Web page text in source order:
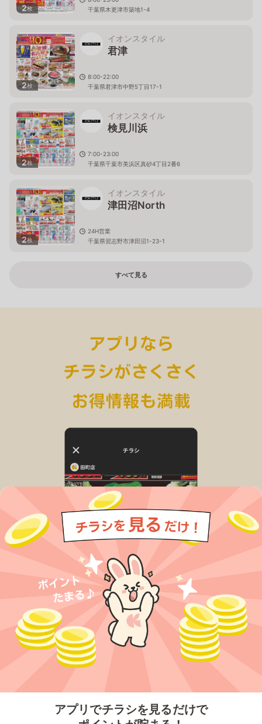
アプリでチラシを見るだけで
2枚
千葉県木更津市築地1-4
2枚
イオンスタイル
君津
8:00-22:00
千葉県君津市中野5丁目17-1
2枚
イオンスタイル
検見川浜
7:00-23:00
千葉県千葉市美浜区真砂4丁目2番6
2枚
イオンスタイル
津田沼North
24H営業
千葉県習志野市津田沼1-23-1
すべて見る